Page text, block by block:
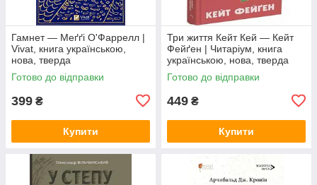
Гамнет — Меґґі О'Фаррелл |
Vivat, книга українською,
нова, тверда
Готово до відправки
399 ₴
Купити
Три життя Кейт Кей — Кейт
Фейґен | Читаріум, книга
українською, нова, тверда
Готово до відправки
449 ₴
Купити